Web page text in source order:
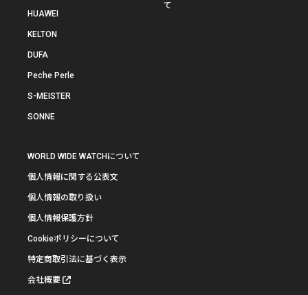
HUAWEI
KELTON
DUFA
Peche Perle
S-MEISTER
SONNE
て
WORLD WIDE WATCHについて
個人情報に関する公表文
個人情報の取り扱い
個人情報保護方針
Cookieポリシーについて
特定商取引法に基づく表示
会社概要